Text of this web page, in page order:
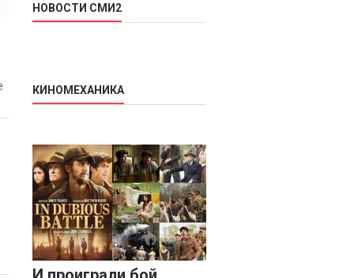
«Прайм».
НОВОСТИ СМИ2
КИНОМЕХАНИКА